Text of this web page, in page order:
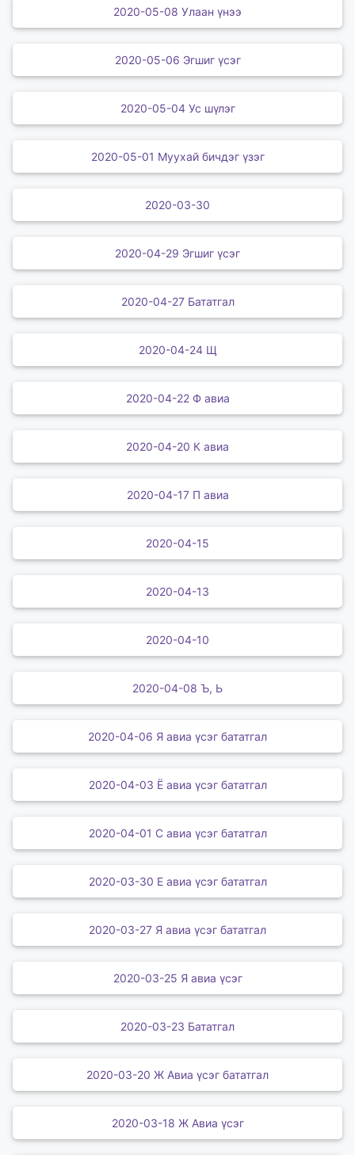
2020-05-08 Улаан үнээ
2020-05-06 Эгшиг үсэг
2020-05-04 Ус шүлэг
2020-05-01 Муухай бичдэг үзэг
2020-03-30
2020-04-29 Эгшиг үсэг
2020-04-27 Бататгал
2020-04-24 Щ
2020-04-22 Ф авиа
2020-04-20 К авиа
2020-04-17 П авиа
2020-04-15
2020-04-13
2020-04-10
2020-04-08 Ъ, Ь
2020-04-06 Я авиа үсэг бататгал
2020-04-03 Ё авиа үсэг бататгал
2020-04-01 С авиа үсэг бататгал
2020-03-30 Е авиа үсэг бататгал
2020-03-27 Я авиа үсэг бататгал
2020-03-25 Я авиа үсэг
2020-03-23 Бататгал
2020-03-20 Ж Авиа үсэг бататгал
2020-03-18 Ж Авиа үсэг